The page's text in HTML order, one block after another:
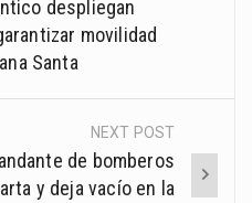
despliegan
movilidad
Santa
NEXT POST
de bomberos
y deja vacío en la